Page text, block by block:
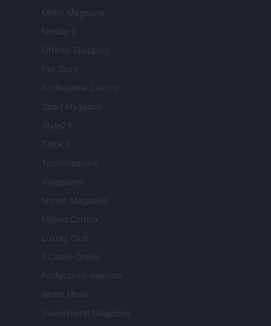
Motor Magazine
Notizie.it
Offerte Shopping
Pet Story
Professione Lavoro
Sport Magazine
Style24
Think.it
Tuobenessere
Viaggiamo
Nonne Magazine
Milano Cortina
Luxury Club
Il Calcio Online
Professione mamma
World Music
Investimenti Magazine